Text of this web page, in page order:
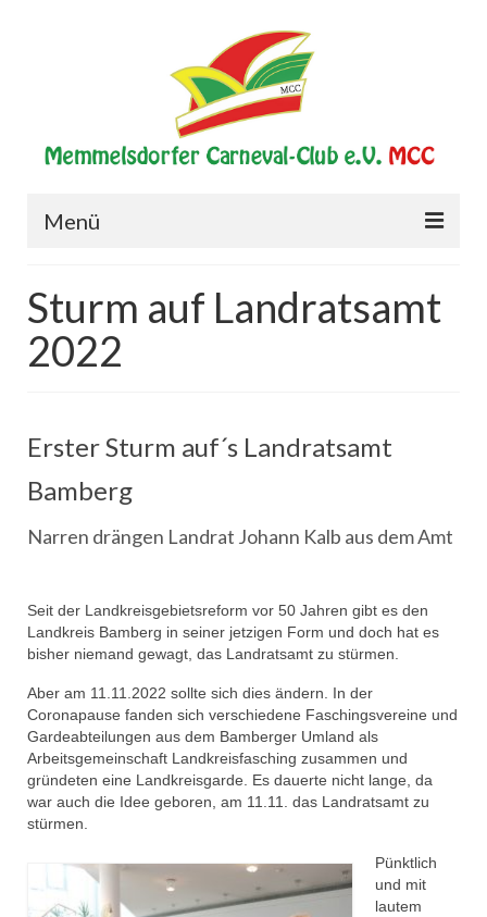
Menü
Verein
Historie
Elferrat
Aktivitäten
Garden
Funkenmariechen
Tanzmäuse
Bambinis
Kindergarde
Jugendgarde
Prinzengarde
Sturm auf Landratsamt
2022
Erster Sturm auf´s Landratsamt
Bamberg
Narren drängen Landrat Johann Kalb aus dem Amt
Seit der Landkreisgebietsreform vor 50 Jahren gibt es den
Landkreis Bamberg in seiner jetzigen Form und doch hat es
bisher niemand gewagt, das Landratsamt zu stürmen.
Aber am 11.11.2022 sollte sich dies ändern. In der
Coronapause fanden sich verschiedene Faschingsvereine und
Gardeabteilungen aus dem Bamberger Umland als
Arbeitsgemeinschaft Landkreisfasching zusammen und
gründeten eine Landkreisgarde. Es dauerte nicht lange, da
war auch die Idee geboren, am 11.11. das Landratsamt zu
stürmen.
Pünktlich
und mit
lautem